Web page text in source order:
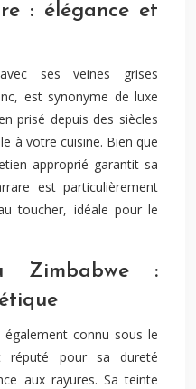
: élégance et
ses veines grises
est synonyme de luxe
prisé depuis des siècles
à votre cuisine. Bien que
approprié garantit sa
est particulièrement
toucher, idéale pour le
Zimbabwe :
connu sous le
réputé pour sa dureté
aux rayures. Sa teinte